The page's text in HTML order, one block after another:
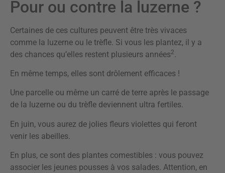
Pour ou contre la luzerne ?
Certaines de ces cultures peuvent être très vivaces
comme la luzerne ou le trèfle. Si vous les plantez, il y a
des chances qu’elles restent plusieurs années2.
En même temps, elles sont drôlement efficaces !
Une parcelle ou même un carré de terre après le passage
de la luzerne ou du trèfle deviennent ultra fertiles.
En juin, vous aurez de jolies fleurs violettes qui feront
venir les abeilles.
En plus, ce sont des plantes comestibles : vous pouvez
associer les jeunes pousses à vos salades. Attention, en